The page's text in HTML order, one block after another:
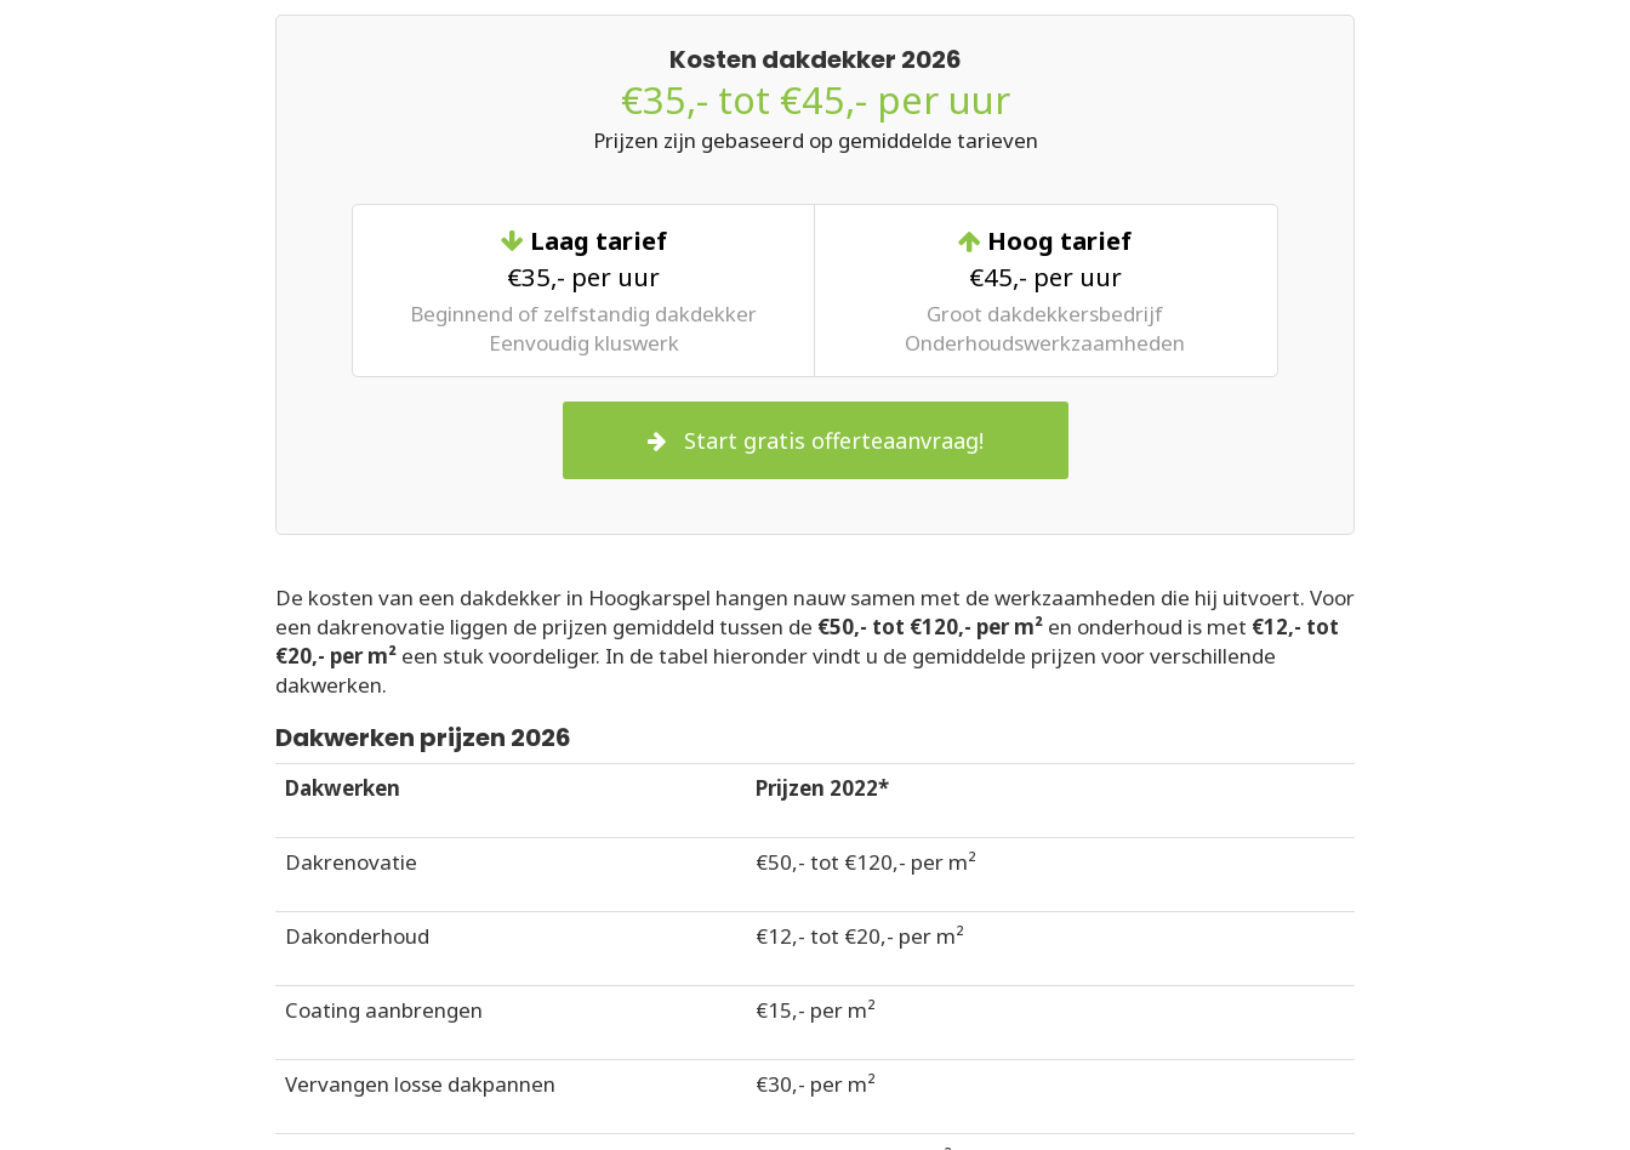
Kosten dakdekker 2026
€35,- tot €45,- per uur
Prijzen zijn gebaseerd op gemiddelde tarieven
Laag tarief
€35,- per uur
Beginnend of zelfstandig dakdekker
Eenvoudig kluswerk
Hoog tarief
€45,- per uur
Groot dakdekkersbedrijf
Onderhoudswerkzaamheden
Start gratis offerteaanvraag!
De kosten van een dakdekker in Hoogkarspel hangen nauw samen met de werkzaamheden die hij uitvoert. Voor
een dakrenovatie liggen de prijzen gemiddeld tussen de €50,- tot €120,- per m² en onderhoud is met €12,- tot
€20,- per m² een stuk voordeliger. In de tabel hieronder vindt u de gemiddelde prijzen voor verschillende
dakwerken.
Dakwerken prijzen 2026
Dakwerken Prijzen 2022*
Dakrenovatie €50,- tot €120,- per m²
Dakonderhoud €12,- tot €20,- per m²
Coating aanbrengen €15,- per m²
Vervangen losse dakpannen €30,- per m²